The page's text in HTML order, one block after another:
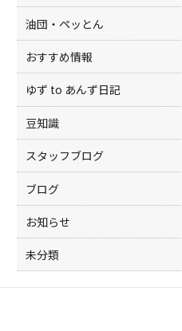
油団・ペッとん
おすすめ情報
ゆず to あんず日記
豆知識
スタッフブログ
ブログ
お知らせ
未分類